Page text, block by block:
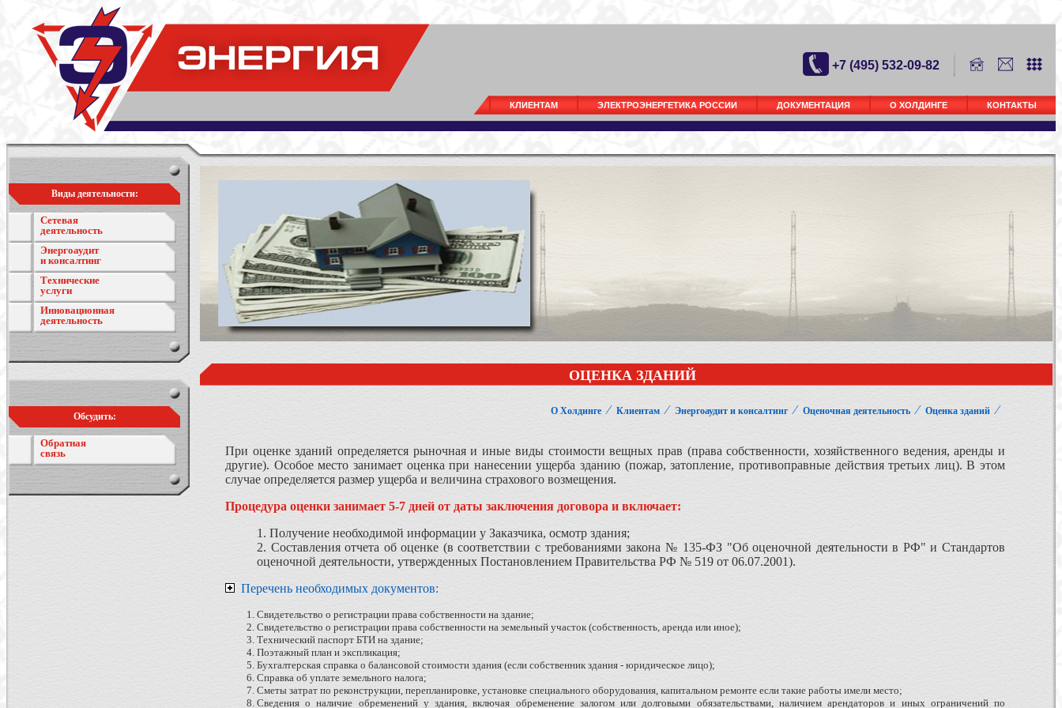
+7 (495) 532-09-82
КЛИЕНТАМ ЭЛЕКТРОЭНЕРГЕТИКА РОССИИ ДОКУМЕНТАЦИЯ О ХОЛДИНГЕ КОНТАКТЫ
Виды деятельности:
Сетевая
деятельность
Энергоаудит
и консалтинг
Технические
услуги
Инновационная
деятельность
Обсудить:
Обратная
связь
ОЦЕНКА ЗДАНИЙ
О Холдинге ⁄ Клиентам ⁄ Энергоаудит и консалтинг⁄ Оценочная деятельность ⁄ Оценка зданий ⁄
При оценке зданий определяется рыночная и иные виды стоимости вещных прав (права собственности, хозяйственного ведения, аренды и
другие). Особое место занимает оценка при нанесении ущерба зданию (пожар, затопление, противоправные действия третьих лиц). В этом
случае определяется размер ущерба и величина страхового возмещения.
Процедура оценки занимает 5-7 дней от даты заключения договора и включает:
1. Получение необходимой информации у Заказчика, осмотр здания;
2. Составления отчета об оценке (в соответствии с требованиями закона № 135-ФЗ "Об оценочной деятельности в РФ" и Стандартов
оценочной деятельности, утвержденных Постановлением Правительства РФ № 519 от 06.07.2001).
Перечень необходимых документов:
Свидетельство о регистрации права собственности на здание;
Свидетельство о регистрации права собственности на земельный участок (собственность, аренда или иное);
Технический паспорт БТИ на здание;
Поэтажный план и экспликация;
Бухгалтерская справка о балансовой стоимости здания (если собственник здания - юридическое лицо);
Справка об уплате земельного налога;
Сметы затрат по реконструкции, перепланировке, установке специального оборудования, капитальном ремонте если такие работы имели место;
Сведения о наличие обременений у здания, включая обременение залогом или долговыми обязательствами, наличием арендаторов и иных ограничений по